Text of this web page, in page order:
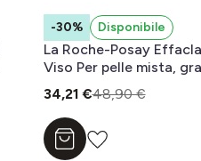
-30% Disponibile
La Roche-Posay
Viso Per pelle mista,
tendenza acneica, in
34,21 €48,90 €
Aggiungi al carrello